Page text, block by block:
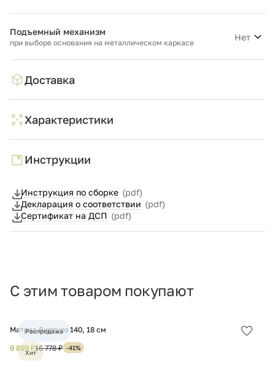
Подъемный механизм
при выборе основания на металлическом каркасе
Нет
Доставка
Характеристики
Инструкции
Инструкция по сборке (pdf)
Декларация о соответствии (pdf)
Сертификат на ДСП (pdf)
С этим товаром покупают
Матрас Виртуоз 140, 18 см
9 899 ₽16 778 ₽ -41%
Распродажа
Хит